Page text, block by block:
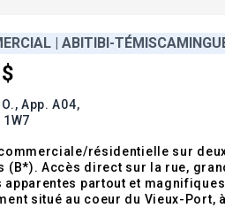
| ABITIBI-
App. A04,
1W7
résidentielle sur
(B*). Accès direct sur la rue,
apparentes partout et
situé au coeur du Vieux-